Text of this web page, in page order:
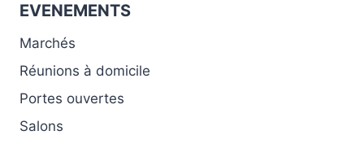
EVENEMENTS
Marchés
Réunions à domicile
Portes ouvertes
Salons